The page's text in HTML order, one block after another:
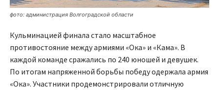
фото: администрация Волгоградской области
Кульминацией финала стало масштабное
противостояние между армиями «Ока» и «Кама». В
каждой команде сражались по 240 юношей и девушек.
По итогам напряженной борьбы победу одержала армия
«Ока». Участники продемонстрировали отличную